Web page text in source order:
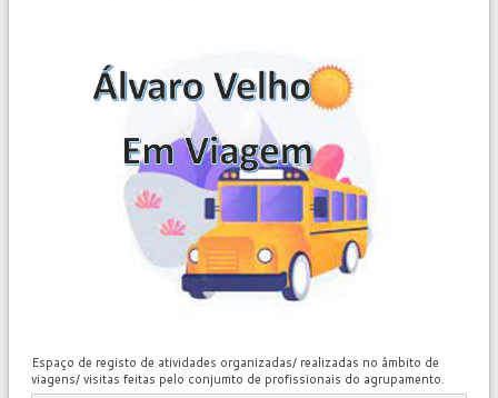
Espaço de registo de atividades organizadas/ realizadas no âmbito de
viagens/ visitas feitas pelo conjumto de profissionais do agrupamento.